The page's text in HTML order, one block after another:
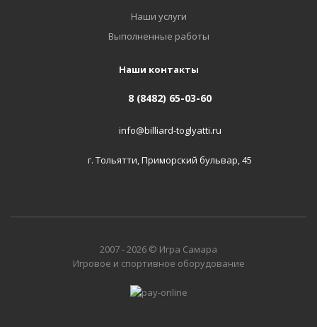
Наши услуги
Выполненные работы
Наши контакты
8 (8482) 65-03-60
info@billiard-toglyatti.ru
г. Тольятти, Приморский бульвар, 45
2007 - 2026 © Игра Самара
Игровое и спортивное оборудование